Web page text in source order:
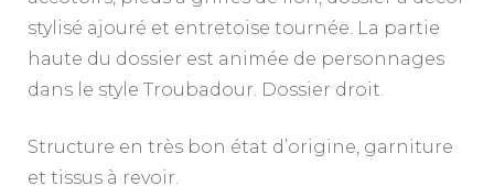
stylisé ajouré et entretoise tournée. La partie
haute du dossier est animée de personnages
dans le style Troubadour. Dossier droit.
Structure en très bon état d’origine, garniture
et tissus à revoir.